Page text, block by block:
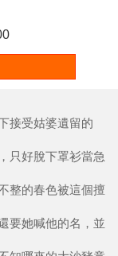
接受姑婆遺留的
只好脫下罩衫當急
整的春色被這個擅
要她喊他的名，並